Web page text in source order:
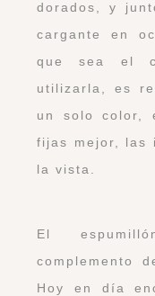
dorados, y
cargante en
que sea el
utilizarla, es
un solo color,
fijas mejor, las
la vista.
El
complemento
Hoy en día